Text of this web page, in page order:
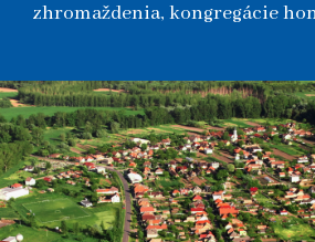
zhromaždenia, kongregácie